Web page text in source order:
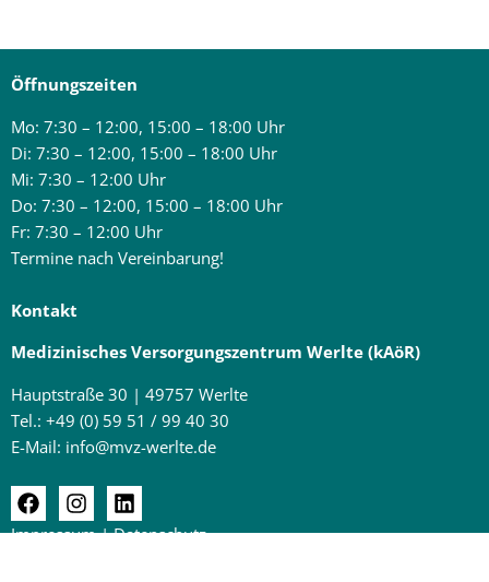
Öffnungszeiten
Mo: 7:30 – 12:00, 15:00 – 18:00 Uhr
Di: 7:30 – 12:00, 15:00 – 18:00 Uhr
Mi: 7:30 – 12:00 Uhr
Do: 7:30 – 12:00, 15:00 – 18:00 Uhr
Fr: 7:30 – 12:00 Uhr
Termine nach Vereinbarung!
Kontakt
Medizinisches Versorgungszentrum Werlte (kAöR)
Hauptstraße 30 | 49757 Werlte
Tel.: +49 (0) 59 51 / 99 40 30
E-Mail: info@mvz-werlte.de
Impressum|Datenschutz